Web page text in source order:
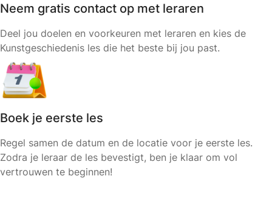
Neem gratis contact op met leraren
Deel jou doelen en voorkeuren met leraren en kies de
Kunstgeschiedenis les die het beste bij jou past.
Boek je eerste les
Regel samen de datum en de locatie voor je eerste les.
Zodra je leraar de les bevestigt, ben je klaar om vol
vertrouwen te beginnen!